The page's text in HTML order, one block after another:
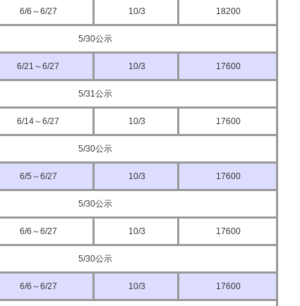
6/6～6/27 10/3 18200
5/30公示
6/21～6/27 10/3 17600
5/31公示
6/14～6/27 10/3 17600
5/30公示
6/5～6/27 10/3 17600
5/30公示
6/6～6/27 10/3 17600
5/30公示
6/6～6/27 10/3 17600